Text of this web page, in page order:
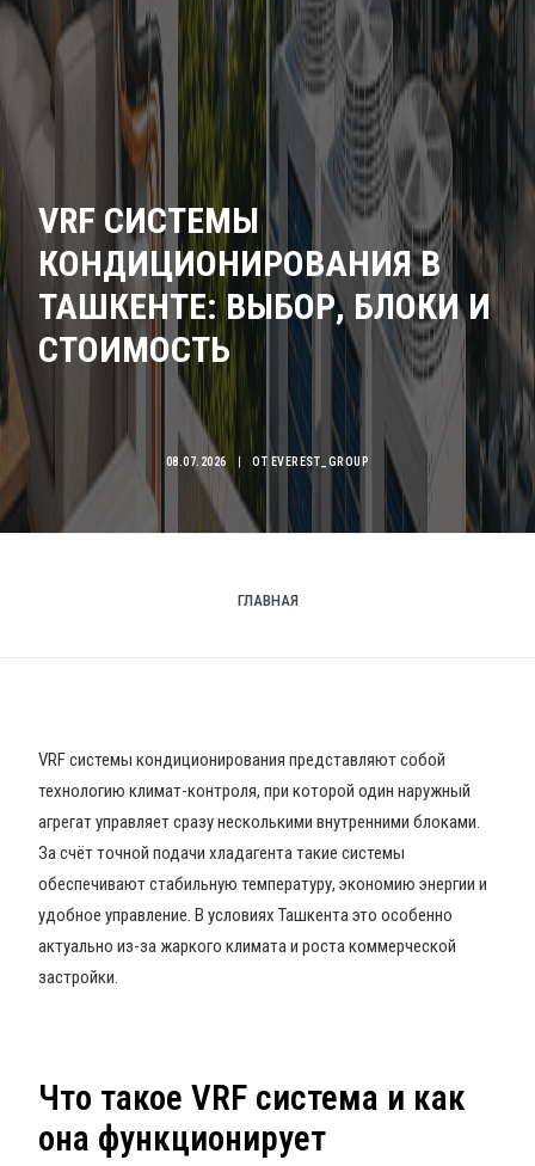
VRF СИСТЕМЫ
КОНДИЦИОНИРОВАНИЯ В
ТАШКЕНТЕ: ВЫБОР, БЛОКИ И
СТОИМОСТЬ
08.07.2026 ОТ EVEREST_GROUP
ГЛАВНАЯ
VRF системы кондиционирования представляют собой
технологию климат-контроля, при которой один наружный
агрегат управляет сразу несколькими внутренними блоками.
За счёт точной подачи хладагента такие системы
обеспечивают стабильную температуру, экономию энергии и
удобное управление. В условиях Ташкента это особенно
актуально из-за жаркого климата и роста коммерческой
застройки.
Что такое VRF система и как
она функционирует